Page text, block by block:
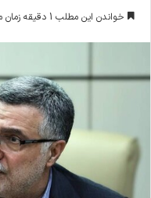
ا
ل
ی
م
ل
خواندن این مطلب 1 دقیقه زمان میبرد